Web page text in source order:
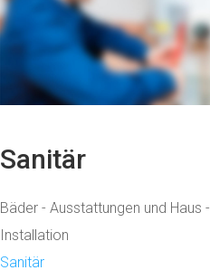
Sanitär
Bäder - Ausstattungen und Haus -
Installation
Sanitär